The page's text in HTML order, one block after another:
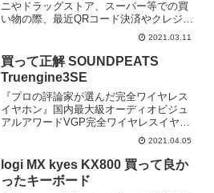
ニやドラッグストア、スーパー等での買
い物の際、最近QRコード決済やクレジッ
トカードがメインになってきて、現金に
触れる機会は少なくなってませんか？こ
んにちは、KazublogのKazuです。気温も
20℃近く...
2021.03.11
買って正解 SOUNDPEATS
Truengine3SE
『プロの評論家が選んだ完全ワイヤレス
イヤホン』国内最大級オーディオビジュ
アルアワードVGP完全ワイヤレスイヤホ
ン5千円以上7.5千円未満部門に見事に入
賞され金賞を取得。買って正解
SOUNDPEATS Truengine3SE お買い
得！
2021.04.05
logi MX kyes KX800 買って良か
ったキーボード